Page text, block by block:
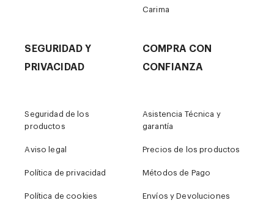
Carima
SEGURIDAD Y
PRIVACIDAD
Seguridad de los
productos
Aviso legal
Política de privacidad
Política de cookies
COMPRA CON
CONFIANZA
Asistencia Técnica y
garantía
Precios de los productos
Métodos de Pago
Envíos y Devoluciones